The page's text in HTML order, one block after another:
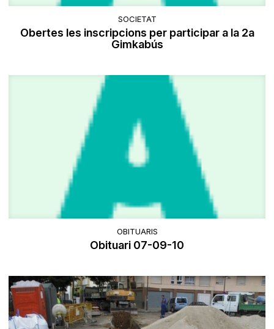
SOCIETAT
Obertes les inscripcions per participar a la 2a
Gimkabús
OBITUARIS
Obituari 07-09-10